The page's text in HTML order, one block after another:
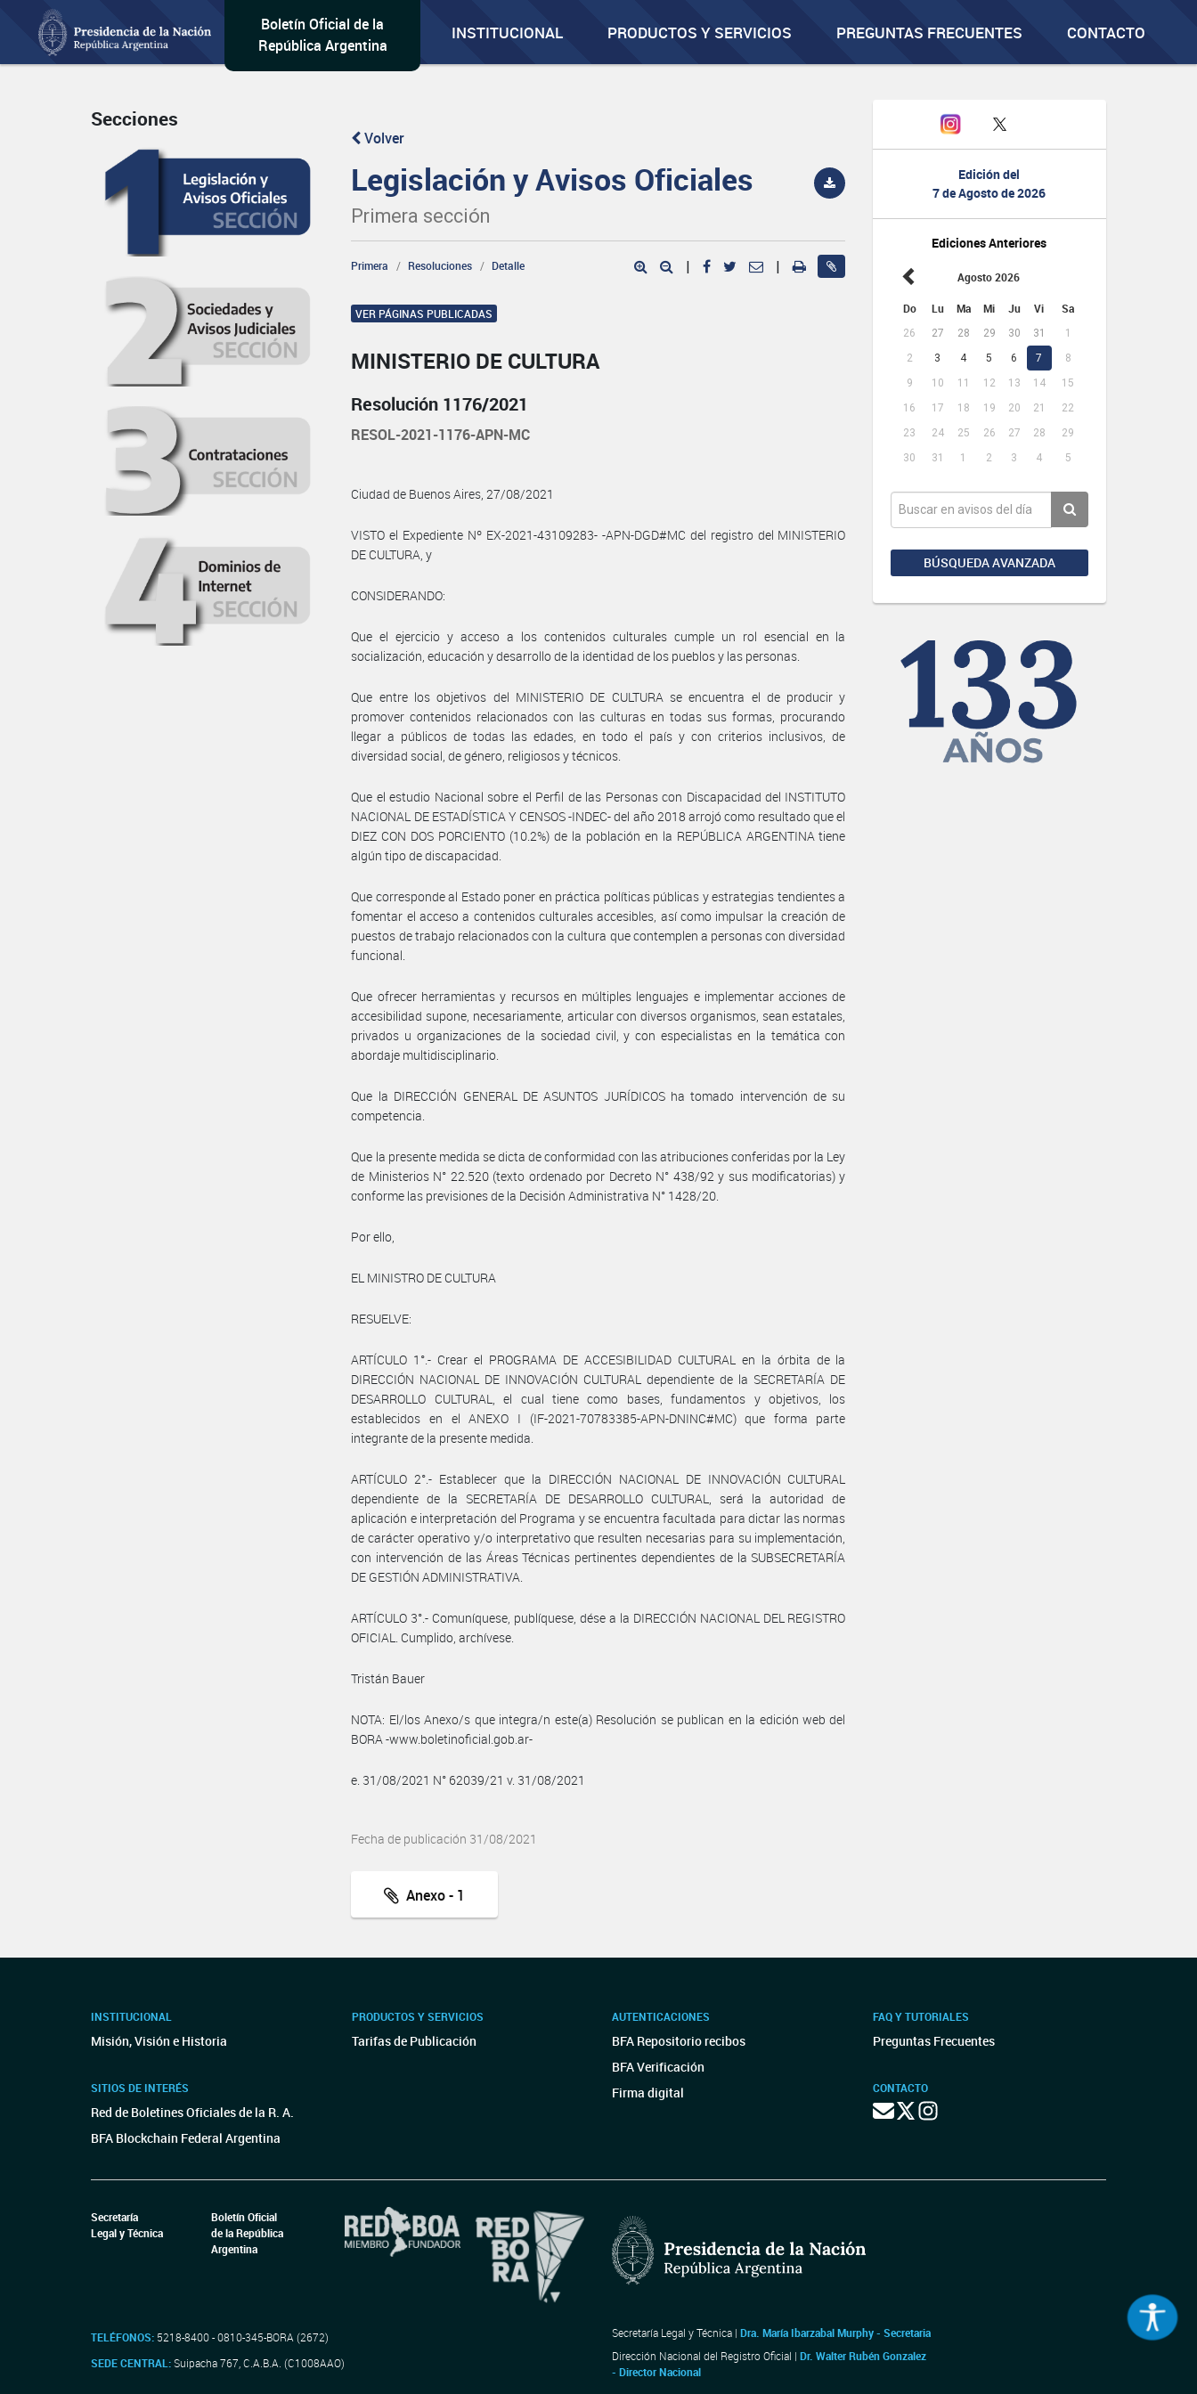
Boletín Oficial de la
República Argentina
INSTITUCIONAL PRODUCTOS Y SERVICIOS PREGUNTAS FRECUENTES CONTACTO
Edición del
7 de Agosto de 2026
Ediciones Anteriores
Agosto 2026
Do Lu Ma Mi Ju Vi Sa
26 27 28 29 30 31
1
2
3 4 5 6 7
8
9
10 11 12 13 14
15
16
17 18 19 20 21
22
23
24 25 26 27 28
29
30
31 1 2 3 4 5
BÚSQUEDA AVANZADA
Secciones
Volver
Legislación y Avisos Oficiales
Primera sección
Primera Resoluciones Detalle | |
VER PÁGINAS PUBLICADAS
MINISTERIO DE CULTURA
Resolución 1176/2021
RESOL-2021-1176-APN-MC
Ciudad de Buenos Aires, 27/08/2021
VISTO el Expediente Nº EX-2021-43109283- -APN-DGD#MC del registro del MINISTERIO
DE CULTURA, y
CONSIDERANDO:
Que el ejercicio y acceso a los contenidos culturales cumple un rol esencial en la
socialización, educación y desarrollo de la identidad de los pueblos y las personas.
Que entre los objetivos del MINISTERIO DE CULTURA se encuentra el de producir y
promover contenidos relacionados con las culturas en todas sus formas, procurando
llegar a públicos de todas las edades, en todo el país y con criterios inclusivos, de
diversidad social, de género, religiosos y técnicos.
Que el estudio Nacional sobre el Perfil de las Personas con Discapacidad del INSTITUTO
NACIONAL DE ESTADÍSTICA Y CENSOS -INDEC- del año 2018 arrojó como resultado que el
DIEZ CON DOS PORCIENTO (10.2%) de la población en la REPÚBLICA ARGENTINA tiene
algún tipo de discapacidad.
Que corresponde al Estado poner en práctica políticas públicas y estrategias tendientes a
fomentar el acceso a contenidos culturales accesibles, así como impulsar la creación de
puestos de trabajo relacionados con la cultura que contemplen a personas con diversidad
funcional.
Que ofrecer herramientas y recursos en múltiples lenguajes e implementar acciones de
accesibilidad supone, necesariamente, articular con diversos organismos, sean estatales,
privados u organizaciones de la sociedad civil, y con especialistas en la temática con
abordaje multidisciplinario.
Que la DIRECCIÓN GENERAL DE ASUNTOS JURÍDICOS ha tomado intervención de su
competencia.
Que la presente medida se dicta de conformidad con las atribuciones conferidas por la Ley
de Ministerios N° 22.520 (texto ordenado por Decreto N° 438/92 y sus modificatorias) y
conforme las previsiones de la Decisión Administrativa N° 1428/20.
Por ello,
EL MINISTRO DE CULTURA
RESUELVE:
ARTÍCULO 1°.- Crear el PROGRAMA DE ACCESIBILIDAD CULTURAL en la órbita de la
DIRECCIÓN NACIONAL DE INNOVACIÓN CULTURAL dependiente de la SECRETARÍA DE
DESARROLLO CULTURAL, el cual tiene como bases, fundamentos y objetivos, los
establecidos en el ANEXO I (IF-2021-70783385-APN-DNINC#MC) que forma parte
integrante de la presente medida.
ARTÍCULO 2°.- Establecer que la DIRECCIÓN NACIONAL DE INNOVACIÓN CULTURAL
dependiente de la SECRETARÍA DE DESARROLLO CULTURAL, será la autoridad de
aplicación e interpretación del Programa y se encuentra facultada para dictar las normas
de carácter operativo y/o interpretativo que resulten necesarias para su implementación,
con intervención de las Áreas Técnicas pertinentes dependientes de la SUBSECRETARÍA
DE GESTIÓN ADMINISTRATIVA.
ARTÍCULO 3°.- Comuníquese, publíquese, dése a la DIRECCIÓN NACIONAL DEL REGISTRO
OFICIAL. Cumplido, archívese.
Tristán Bauer
NOTA: El/los Anexo/s que integra/n este(a) Resolución se publican en la edición web del
BORA -www.boletinoficial.gob.ar-
e. 31/08/2021 N° 62039/21 v. 31/08/2021
Fecha de publicación 31/08/2021
Anexo - 1
INSTITUCIONAL
Misión, Visión e Historia
SITIOS DE INTERÉS
Red de Boletines Oficiales de la R. A.
BFA Blockchain Federal Argentina
PRODUCTOS Y SERVICIOS
Tarifas de Publicación
AUTENTICACIONES
BFA Repositorio recibos
BFA Verificación
Firma digital
FAQ Y TUTORIALES
Preguntas Frecuentes
CONTACTO
Secretaría
Legal y Técnica
Boletín Oficial
de la República
Argentina
TELÉFONOS: 5218-8400 - 0810-345-BORA (2672)
SEDE CENTRAL:Suipacha 767, C.A.B.A. (C1008AAO)
Secretaría Legal y Técnica | Dra. María Ibarzabal Murphy - Secretaria
Dirección Nacional del Registro Oficial | Dr. Walter Rubén Gonzalez
- Director Nacional